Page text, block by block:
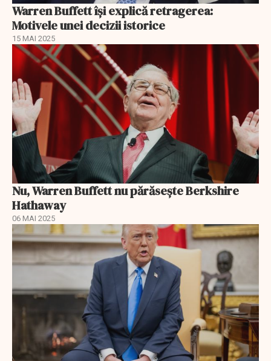
Warren Buffett își explică retragerea:
Motivele unei decizii istorice
15 MAI 2025
Nu, Warren Buffett nu părăsește Berkshire
Hathaway
06 MAI 2025